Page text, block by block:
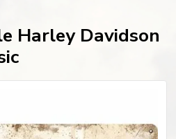
Harley Davidson